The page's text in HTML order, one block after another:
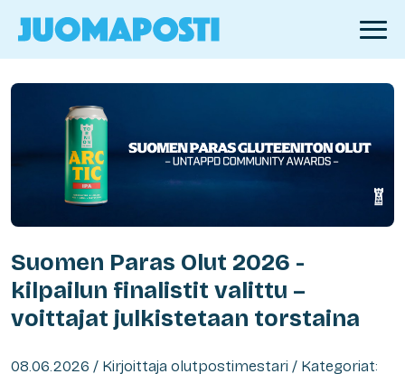
Suomen Paras Olut 2026 -
kilpailun finalistit valittu –
voittajat julkistetaan torstaina
08.06.2026 / Kirjoittaja olutpostimestari / Kategoriat: